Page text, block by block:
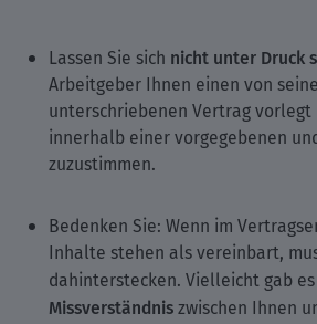
Lassen Sie sich nicht unter Druck
Arbeitgeber Ihnen einen von
unterschriebenen Vertrag
innerhalb einer vorgegebenen
zuzustimmen.
Bedenken Sie: Wenn im
Inhalte stehen als vereinbart,
dahinterstecken. Vielleicht gab
Missverständniszwischen Ihnen